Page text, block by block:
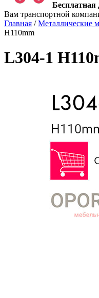
Бесплатная
Вам транспортной
Главная /Металлические
H110mm
L304-1